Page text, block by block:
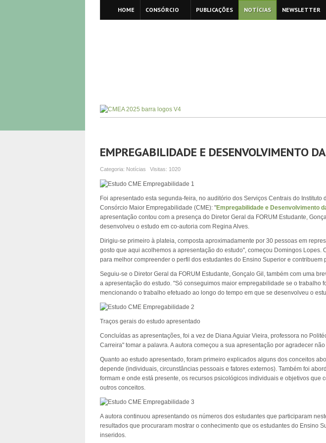
HOME CONSÓRCIO PUBLICAÇÕES NOTÍCIAS NEWSLETTER
EMPREGABILIDADE E DESENVOLVIMENTO
Categoria: Notícias Visitas: 1020
Foi apresentado esta segunda-feira, no auditório dos Serviços Centrais do
Consórcio Maior Empregabilidade (CME): "Empregabilidade e Desenvolvimento
apresentação contou com a presença do Diretor Geral da FORUM Estudante,
desenvolveu o estudo em co-autoria com Regina Alves.
Dirigiu-se primeiro à plateia, composta aproximadamente por 30 pessoas em
gosto que aqui acolhemos a apresentação do estudo", começou Domingos
para melhor compreender o perfil dos estudantes do Ensino Superior e
Seguiu-se o Diretor Geral da FORUM Estudante, Gonçalo Gil, também com uma
a apresentação do estudo. "Só conseguimos maior empregabilidade se o
mencionando o trabalho efetuado ao longo do tempo em que se desenvolveu o
Traços gerais do estudo apresentado
Concluídas as apresentações, foi a vez de Diana Aguiar Vieira, professora no
Carreira" tomar a palavra. A autora começou a sua apresentação por agradecer
Quanto ao estudo apresentado, foram primeiro explicados alguns dos conceitos
depende (individuais, circunstâncias pessoais e fatores externos). Também foi
formam e onde está presente, os recursos psicológicos individuais e objetivos
outros conceitos.
A autora continuou apresentando os números dos estudantes que participaram
resultados que procuraram mostrar o conhecimento que os estudantes do Ensino
inseridos.